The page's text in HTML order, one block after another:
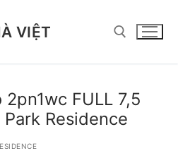
VIỆT
FULL 7,5
Residence